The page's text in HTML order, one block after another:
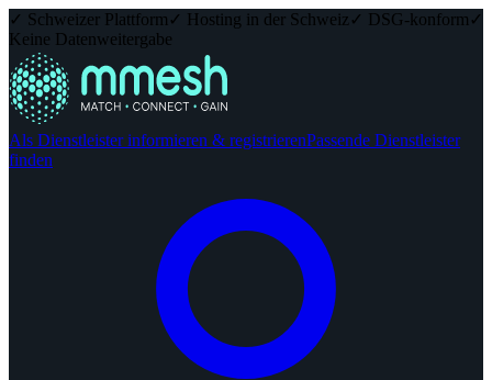
✓ Schweizer Plattform ✓ Hosting in der Schweiz ✓ DSG-konform ✓
Keine Datenweitergabe
Als Dienstleister informieren & registrierenPassende Dienstleister
finden